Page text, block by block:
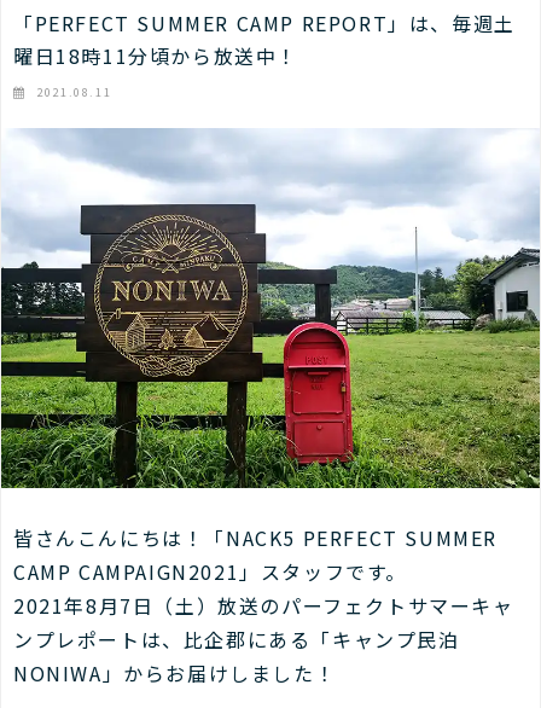
「PERFECT SUMMER CAMP REPORT」は、毎週土
曜日18時11分頃から放送中！
2021.08.11
皆さんこんにちは！「NACK5 PERFECT SUMMER
CAMP CAMPAIGN2021」スタッフです。
2021年8月7日（土）放送のパーフェクトサマーキャ
ンプレポートは、比企郡にある「キャンプ民泊
NONIWA」からお届けしました！